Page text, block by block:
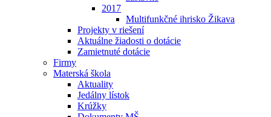
2017
Multifunkčné ihrisko Žikava
Projekty v riešení
Aktuálne žiadosti o dotácie
Zamietnuté dotácie
Firmy
Materská škola
Aktuality
Jedálny lístok
Krúžky